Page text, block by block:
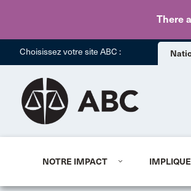
There
Choisissez votre site ABC :
NOTRE IMPACT